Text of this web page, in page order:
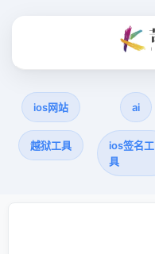
ios网站 ai
越狱工具
ios签名工
具